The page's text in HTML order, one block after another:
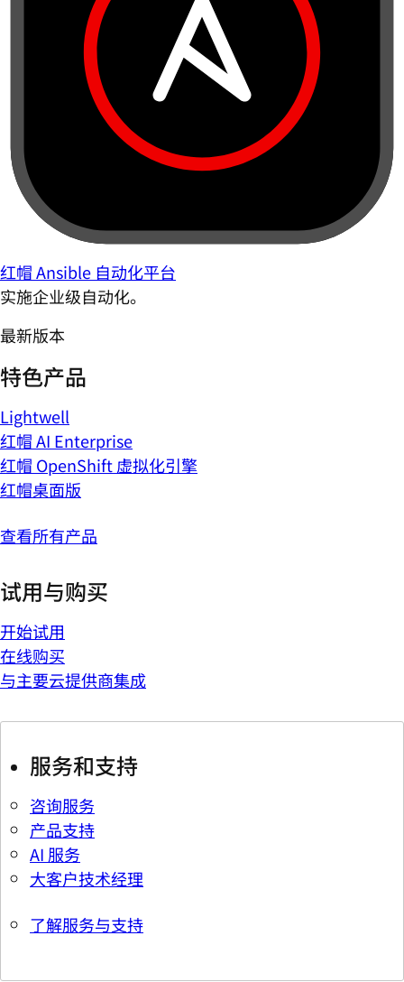
红帽 Ansible 自动化平台
实施企业级自动化。
最新版本
特色产品
Lightwell
红帽 AI Enterprise
红帽 OpenShift 虚拟化引擎
红帽桌面版
查看所有产品
试用与购买
开始试用
在线购买
与主要云提供商集成
服务和支持
咨询服务
产品支持
AI 服务
大客户技术经理
了解服务与支持